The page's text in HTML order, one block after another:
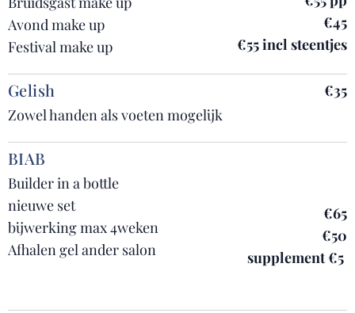
Avond make up
Festival make up
€45
€55 incl steentjes
Gelish
Zowel handen als voeten mogelijk
€35
BIAB
Builder in a bottle
nieuwe set
bijwerking max 4weken
Afhalen gel ander salon
€65
€50
supplement €5